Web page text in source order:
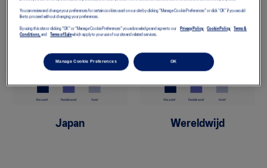
lichamelijke activiteit.
Japan Wereldwijd
You can review and change your preferences for certain cookies used on our site by clicking "Manage Cookie Preferences" or click “OK” if you would
like to proceed without changing your preferences.
By using this site or clicking "OK" or "Manage Cookie Preferences" you acknowledge and agree to our Privacy Policy, Cookie Policy,
Terms &
Conditions,and Terms of Salewhich apply to your use of our site and related services.
Manage Cookie Preferences OK